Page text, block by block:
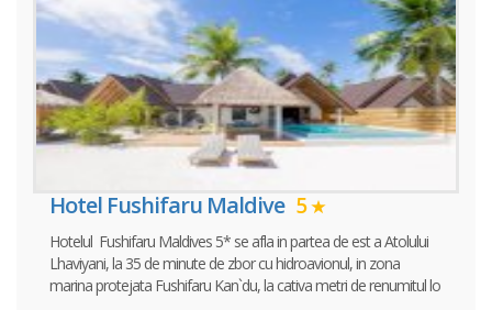
Hotel Fushifaru Maldive 5
Hotelul Fushifaru Maldives 5* se afla in partea de est a Atolului
Lhaviyani, la 35 de minute de zbor cu hidroavionul, in zona
marina protejata Fushifaru Kan`du, la cativa metri de renumitul lo